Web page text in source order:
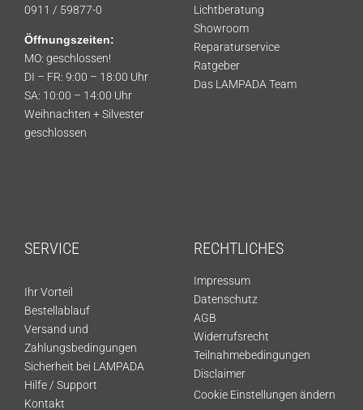
0911 / 59877-0
Öffnungszeiten:
MO: geschlossen!
DI – FR: 9:00 – 18:00 Uhr
SA: 10:00 – 14:00 Uhr
Weihnachten + Silvester
geschlossen
Lichtberatung
Showroom
Reparaturservice
Ratgeber
Das LAMPADA Team
SERVICE
Ihr Vorteil
Bestellablauf
Versand und
Zahlungsbedingungen
Sicherheit bei LAMPADA
Hilfe / Support
Kontakt
RECHTLICHES
Impressum
Datenschutz
AGB
Widerrufsrecht
Teilnahmebedingungen
Disclaimer
Cookie Einstellungen ändern